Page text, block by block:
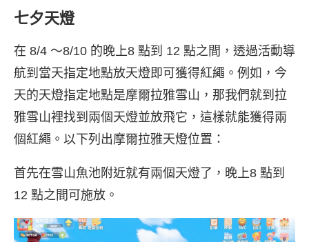
七夕天燈
在 8/4 ～8/10 的晚上8 點到 12 點之間，透過活動導
航到當天指定地點放天燈即可獲得紅繩。例如，今
天的天燈指定地點是摩爾拉雅雪山，那我們就到拉
雅雪山裡找到兩個天燈並放飛它，這樣就能獲得兩
個紅繩。以下列出摩爾拉雅天燈位置：
首先在雪山魚池附近就有兩個天燈了，晚上8 點到
12 點之間可施放。